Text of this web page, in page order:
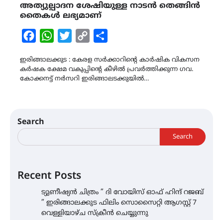
അത്യുല്പാദന ശേഷിയുള്ള നാടൻ തെങ്ങിൻ
തൈകൾ ലഭ്യമാണ്
FacebookWhatsAppTwitterCopy
ഇരിങ്ങാലക്കുട : കേരള സർക്കാറിന്റെ കാർഷിക വികസന
കർഷക ക്ഷേമ വകുപ്പിന്റെ കീഴിൽ പ്രവർത്തിക്കുന്ന ഗവ.
കോക്കനട്ട് നർസറി ഇരിങ്ങാലടക്കുയിൽ…
Search
Search
Recent Posts
ട്യുണീഷ്യൻ ചിത്രം ” ദി വോയിസ് ഓഫ് ഹിന്ദ് റജബ്
” ഇരിങ്ങാലക്കുട ഫിലിം സൊസൈറ്റി ആഗസ്റ്റ് 7
വെള്ളിയാഴ്ച സ്‌ക്രീൻ ചെയ്യുന്നു